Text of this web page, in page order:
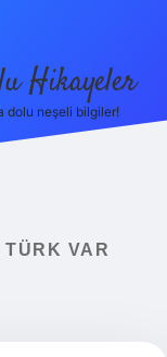
Hikayeler
dolu neşeli bilgiler!
TÜRK VAR